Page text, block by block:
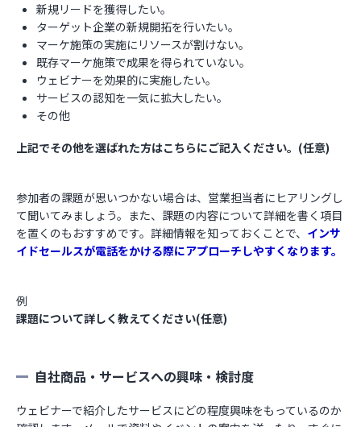
新規リードを獲得したい。
ターゲット企業の新規開拓を行いたい。
マーケ施策の実施にリソースが割けない。
既存マーケ施策で成果を得られていない。
ウェビナーを効果的に実施したい。
サービスの認知を一気に拡大したい。
その他
上記でその他を選ばれた方はこちらにご記入ください。(任意)
参加者の課題が思いつかない場合は、営業担当者にヒアリングし
て聞いてみましょう。また、課題の内容について詳細を書く項目
を置くのもおすすめです。詳細情報を知っておくことで、 インサ
イドセールスが電話をかける際にアプローチしやすくなります。
例
課題について詳しく教えてください(任意)
自社商品・サービスへの興味・検討度
ウェビナーで紹介したサービスにどの程度興味をもっているのか